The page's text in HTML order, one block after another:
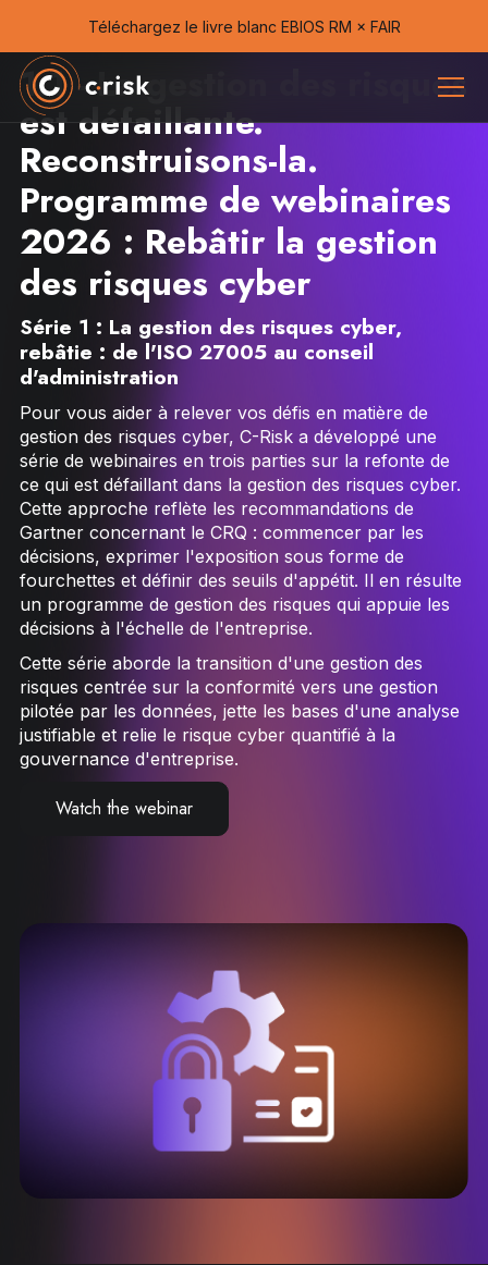
Téléchargez le livre blanc EBIOS RM × FAIR
1.1 - La gestion des risques
est défaillante.
Reconstruisons-la.
Programme de webinaires
2026 : Rebâtir la gestion
des risques cyber
Série 1 : La gestion des risques cyber,
rebâtie : de l'ISO 27005 au conseil
d'administration
Pour vous aider à relever vos défis en matière de
gestion des risques cyber, C-Risk a développé une
série de webinaires en trois parties sur la refonte de
ce qui est défaillant dans la gestion des risques cyber.
Cette approche reflète les recommandations de
Gartner concernant le CRQ : commencer par les
décisions, exprimer l'exposition sous forme de
fourchettes et définir des seuils d'appétit. Il en résulte
un programme de gestion des risques qui appuie les
décisions à l'échelle de l'entreprise.
Cette série aborde la transition d'une gestion des
risques centrée sur la conformité vers une gestion
pilotée par les données, jette les bases d'une analyse
justifiable et relie le risque cyber quantifié à la
gouvernance d'entreprise.
Watch the webinar